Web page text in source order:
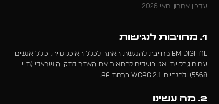
עדכון אחרון: מאי 2026
1. מחויבות לנגישות
BM Digital מחויבת להנגשת האתר לכלל האוכלוסייה, כולל אנשים
עם מוגבלויות. אנו פועלים להתאים את האתר לתקן הישראלי (ת"י
5568) ולהנחיות WCAG 2.1 ברמת AA.
2. מה עשינו